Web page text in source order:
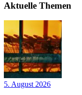
Aktuelle Themen
5. August 2026